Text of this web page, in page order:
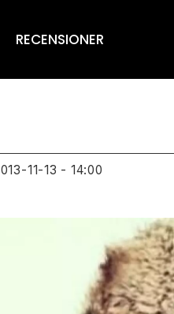
RECENSIONER
2013-11-13 - 14:00